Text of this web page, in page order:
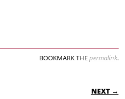
BOOKMARK THEpermalink.
NEXT →